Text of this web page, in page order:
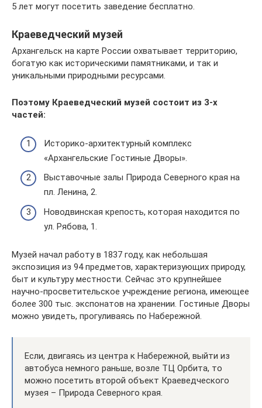
5 лет могут посетить заведение бесплатно.
Краеведческий музей
Архангельск на карте России охватывает территорию,
богатую как историческими памятниками, и так и
уникальными природными ресурсами.
Поэтому Краеведческий музей состоит из 3-х
частей:
Историко-архитектурный комплекс
«Архангельские Гостиные Дворы».
Выставочные залы Природа Северного края на
пл. Ленина, 2.
Новодвинская крепость, которая находится по
ул. Рябова, 1.
Музей начал работу в 1837 году, как небольшая
экспозиция из 94 предметов, характеризующих природу,
быт и культуру местности. Сейчас это крупнейшее
научно-просветительское учреждение региона, имеющее
более 300 тыс. экспонатов на хранении. Гостиные Дворы
можно увидеть, прогуливаясь по Набережной.
Если, двигаясь из центра к Набережной, выйти из
автобуса немного раньше, возле ТЦ Орбита, то
можно посетить второй объект Краеведческого
музея – Природа Северного края.